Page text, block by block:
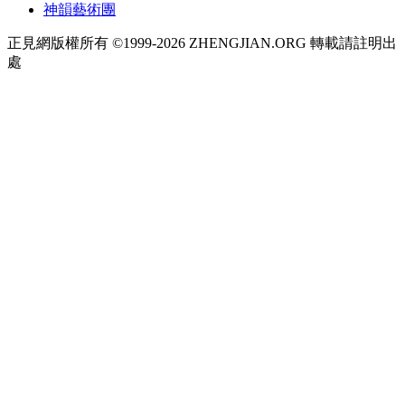
神韻藝術團
正見網版權所有 ©1999-2026 ZHENGJIAN.ORG 轉載請註明出
處